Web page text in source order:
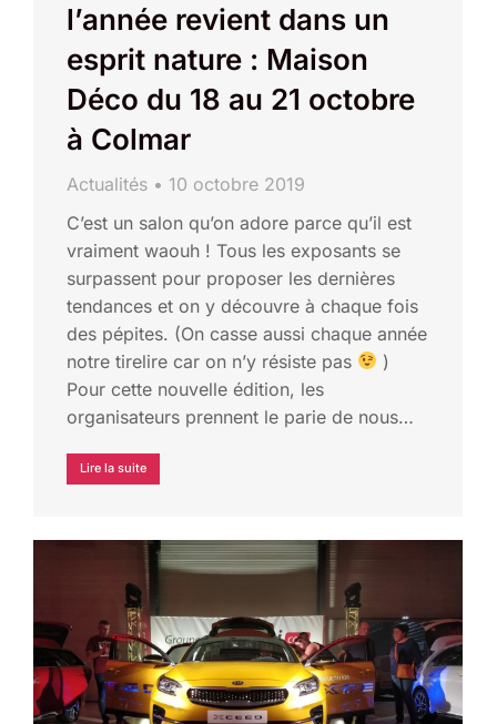
l’année revient dans un
esprit nature : Maison
Déco du 18 au 21 octobre
à Colmar
Actualités
10 octobre 2019
C’est un salon qu’on adore parce qu’il est
vraiment waouh ! Tous les exposants se
surpassent pour proposer les dernières
tendances et on y découvre à chaque fois
des pépites. (On casse aussi chaque année
notre tirelire car on n’y résiste pas
)
Pour cette nouvelle édition, les
organisateurs prennent le parie de nous…
Lire la suite